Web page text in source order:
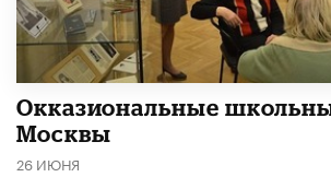
​Окказиональные
Москвы
26 ИЮНЯ